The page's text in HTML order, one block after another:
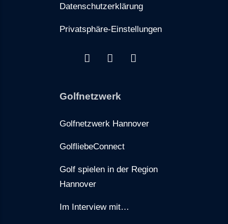
Datenschutzerklärung
Privatsphäre-Einstellungen
Golfnetzwerk
Golfnetzwerk Hannover
GolfliebeConnect
Golf spielen in der Region
Hannover
Im Interview mit…